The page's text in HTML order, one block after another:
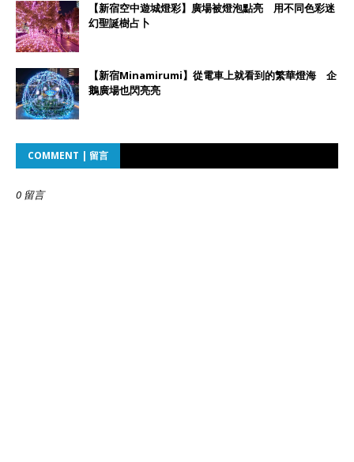
【新宿空中遊城燈彩】廣場被燈泡點亮 用不同色彩迷
幻聖誕樹占卜
【新宿Minamirumi】從電車上就看到的繁華燈海 企
鵝廣場也閃亮亮
COMMENT | 留言
0 留言